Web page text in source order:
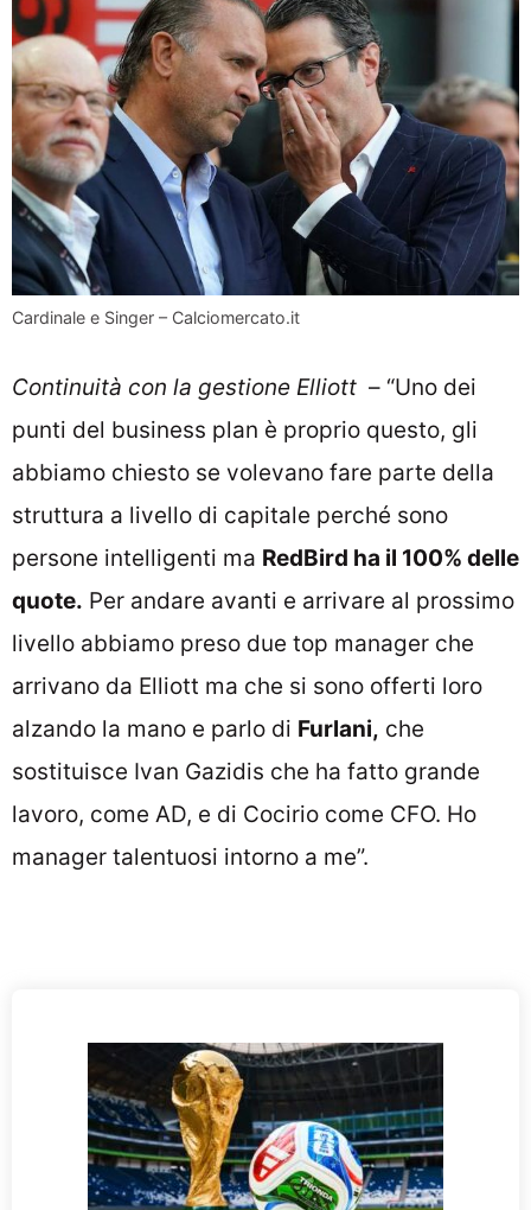
Cardinale e Singer – Calciomercato.it
Continuità con la gestione Elliott – “Uno dei
punti del business plan è proprio questo, gli
abbiamo chiesto se volevano fare parte della
struttura a livello di capitale perché sono
persone intelligenti ma RedBird ha il 100% delle
quote. Per andare avanti e arrivare al prossimo
livello abbiamo preso due top manager che
arrivano da Elliott ma che si sono offerti loro
alzando la mano e parlo di Furlani, che
sostituisce Ivan Gazidis che ha fatto grande
lavoro, come AD, e di Cocirio come CFO. Ho
manager talentuosi intorno a me”.